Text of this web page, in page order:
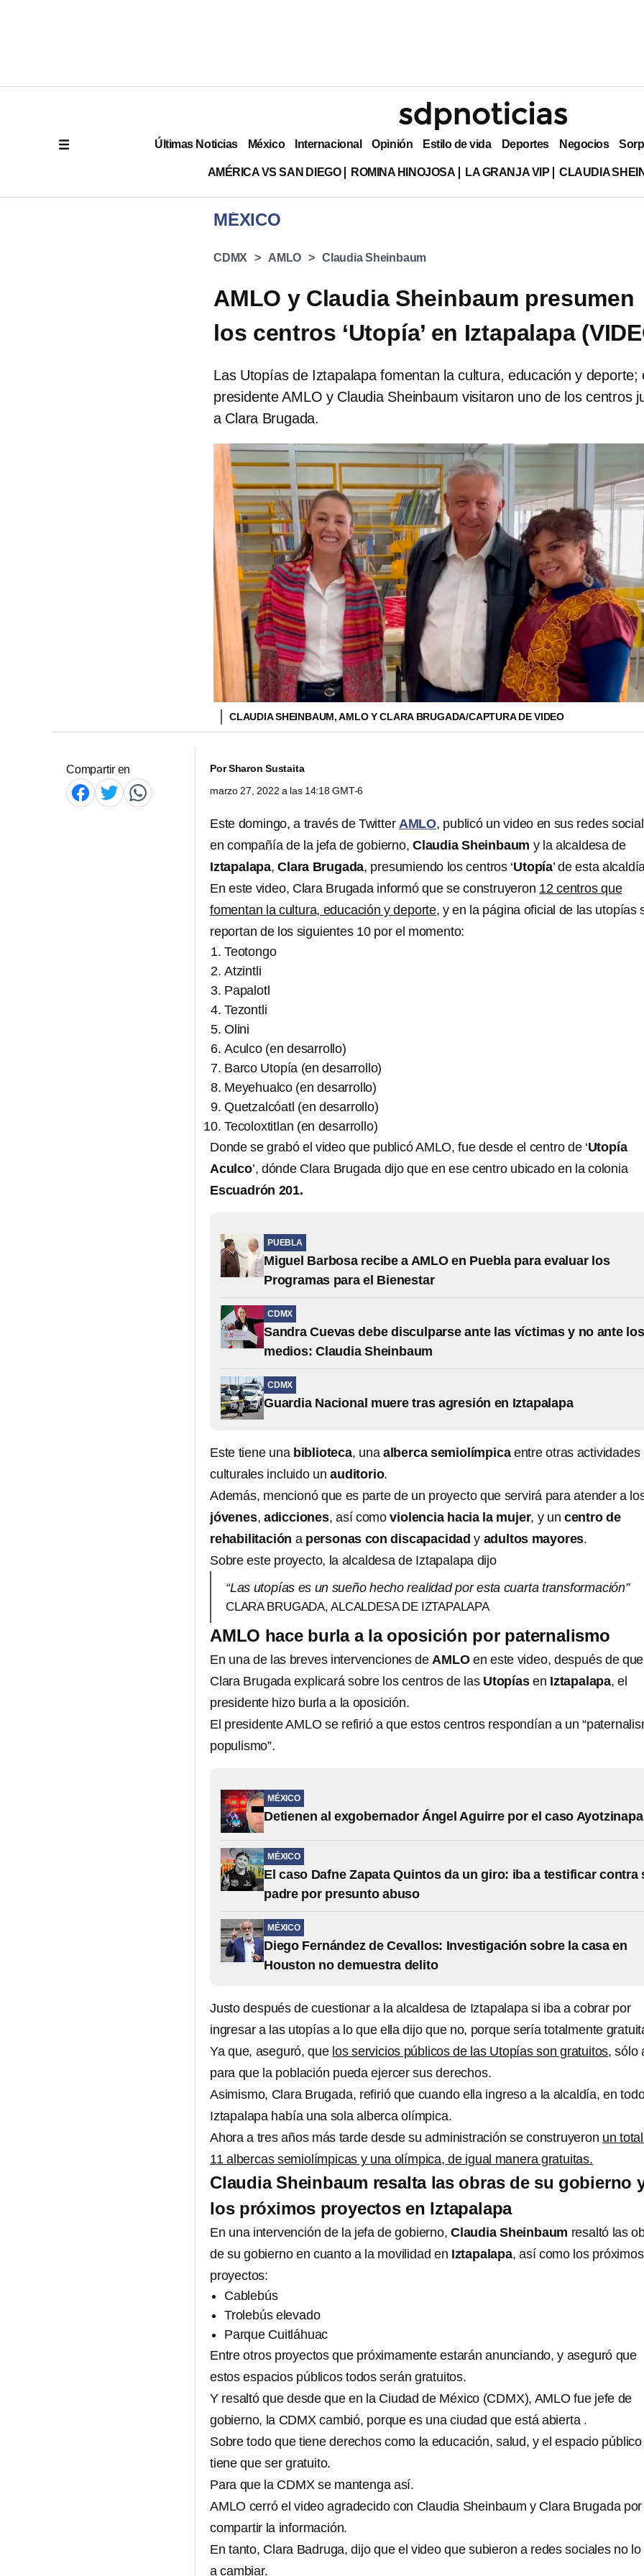
Últimas Noticias México Internacional Opinión Estilo de vida Deportes Negocios
AMÉRICA VS SAN DIEGO ROMINA HINOJOSA LA GRANJA VIP CLAUDIA
MÉXICO
CDMX AMLO Claudia Sheinbaum
AMLO y Claudia Sheinbaum presumen
los centros ‘Utopía’ en Iztapalapa
Las Utopías de Iztapalapa fomentan la cultura, educación y deporte;
presidente AMLO y Claudia Sheinbaum visitaron uno de los centros
a Clara Brugada.
CLAUDIA SHEINBAUM, AMLO Y CLARA BRUGADA/CAPTURA DE VIDEO
Compartir en PorSharon Sustaita
marzo 27, 2022 a las 14:18 GMT-6
Este domingo, a través de Twitter AMLO, publicó un video en sus redes
en compañía de la jefa de gobierno, Claudia Sheinbaum y la alcaldesa de
Iztapalapa,Clara Brugada, presumiendo los centros ‘Utopía’ de esta
En este video, Clara Brugada informó que se construyeron 12 centros que
fomentan la cultura, educación y deporte, y en la página oficial de las utopías
reportan de los siguientes 10 por el momento:
Teotongo
Atzintli
Papalotl
Tezontli
Olini
Aculco (en desarrollo)
Barco Utopía (en desarrollo)
Meyehualco (en desarrollo)
Quetzalcóatl (en desarrollo)
Tecoloxtitlan (en desarrollo)
Donde se grabó el video que publicó AMLO, fue desde el centro de ‘Utopía
Aculco’, dónde Clara Brugada dijo que en ese centro ubicado en la colonia
Escuadrón 201.
PUEBLA
Miguel Barbosa recibe a AMLO en Puebla para evaluar los
Programas para el Bienestar
CDMX
Sandra Cuevas debe disculparse ante las víctimas y no ante los
medios: Claudia Sheinbaum
CDMX
Guardia Nacional muere tras agresión en Iztapalapa
Este tiene una biblioteca, una alberca semiolímpicaentre otras actividades
culturales incluido unauditorio.
Además, mencionó que es parte de un proyecto que servirá para atender a
jóvenes, adicciones, así comoviolencia hacia la mujer, y un centro de
rehabilitación apersonas con discapacidad y adultos mayores.
Sobre este proyecto, la alcaldesa de Iztapalapa dijo
“Las utopías es un sueño hecho realidad por esta cuarta transformación”
CLARA BRUGADA, ALCALDESA DE IZTAPALAPA
AMLO hace burla a la oposición por paternalismo
En una de las breves intervenciones deAMLOen este video, después de que
Clara Brugada explicará sobre los centros de las Utopíasen Iztapalapa, el
presidente hizo burla a la oposición.
El presidente AMLO se refirió a que estos centros respondían a un
populismo”.
MÉXICO
Detienen al exgobernador Ángel Aguirre por el caso Ayotzinapa
MÉXICO
El caso Dafne Zapata Quintos da un giro: iba a testificar contra
padre por presunto abuso
MÉXICO
Diego Fernández de Cevallos: Investigación sobre la casa en
Houston no demuestra delito
Justo después de cuestionar a la alcaldesa de Iztapalapa si iba a cobrar por
ingresar a las utopías a lo que ella dijo que no, porque sería totalmente
Ya que, aseguró, que los servicios públicos de las Utopías son gratuitos, sólo
para que la población pueda ejercer sus derechos.
Asimismo, Clara Brugada, refirió que cuando ella ingreso a la alcaldía, en
Iztapalapa había una sola alberca olímpica.
Ahora a tres años más tarde desde su administración se construyeron un
11 albercas semiolímpicas y una olímpica, de igual manera gratuitas.
Claudia Sheinbaum resalta las obras de su gobierno
los próximos proyectos en Iztapalapa
En una intervención de la jefa de gobierno, Claudia Sheinbaum resaltó las
de su gobierno en cuanto a la movilidad en Iztapalapa, así como los próximos
proyectos:
Cablebús
Trolebús elevado
Parque Cuitláhuac
Entre otros proyectos que próximamente estarán anunciando, y aseguró que
estos espacios públicos todos serán gratuitos.
Y resaltó que desde que en la Ciudad de México (CDMX), AMLO fue jefe de
gobierno, la CDMX cambió, porque es una ciudad que está abierta .
Sobre todo que tiene derechos como la educación, salud, y el espacio
tiene que ser gratuito.
Para que la CDMX se mantenga así.
AMLO cerró el video agradecido con Claudia Sheinbaum y Clara Brugada por
compartir la información.
En tanto, Clara Badruga, dijo que el video que subieron a redes sociales no lo
a cambiar.